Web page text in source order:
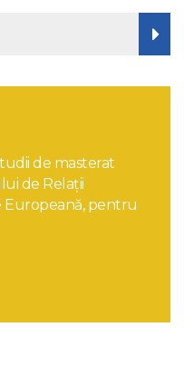
de masterat
de Relații
Europeană, pentru